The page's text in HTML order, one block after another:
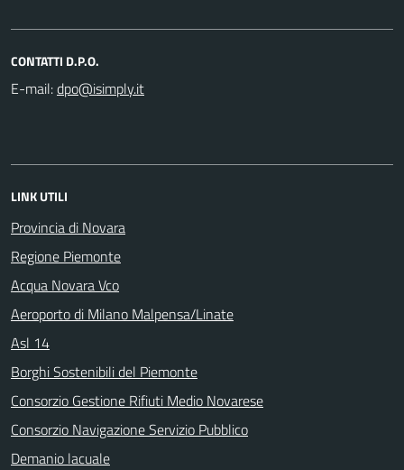
CONTATTI D.P.O.
E-mail:
LINK UTILI
Provincia di Novara
Regione Piemonte
Acqua Novara Vco
Aeroporto di Milano Malpensa/Linate
Asl 14
Borghi Sostenibili del Piemonte
Consorzio Gestione Rifiuti Medio Novarese
Consorzio Navigazione Servizio Pubblico
Demanio lacuale